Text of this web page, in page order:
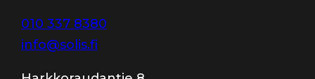
010 337 8380
info@solis.fi